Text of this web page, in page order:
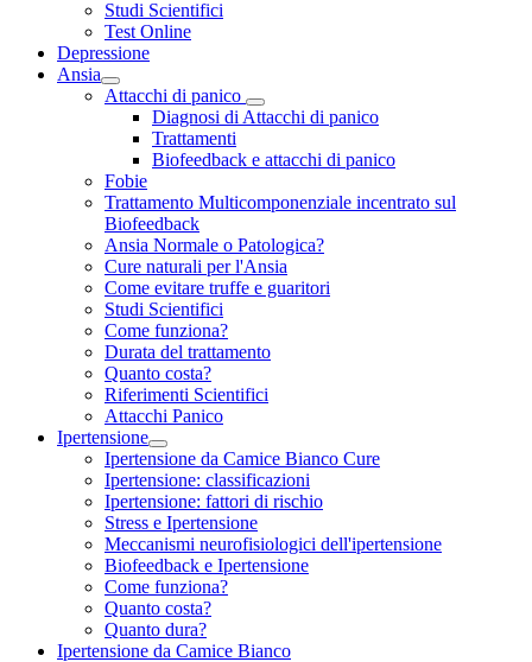
Studi Scientifici
Test Online
Depressione
Ansia
Attacchi di panico
Diagnosi di Attacchi di panico
Trattamenti
Biofeedback e attacchi di panico
Fobie
Trattamento Multicomponenziale incentrato sul
Biofeedback
Ansia Normale o Patologica?
Cure naturali per l'Ansia
Come evitare truffe e guaritori
Studi Scientifici
Come funziona?
Durata del trattamento
Quanto costa?
Riferimenti Scientifici
Attacchi Panico
Ipertensione
Ipertensione da Camice Bianco Cure
Ipertensione: classificazioni
Ipertensione: fattori di rischio
Stress e Ipertensione
Meccanismi neurofisiologici dell'ipertensione
Biofeedback e Ipertensione
Come funziona?
Quanto costa?
Quanto dura?
Ipertensione da Camice Bianco